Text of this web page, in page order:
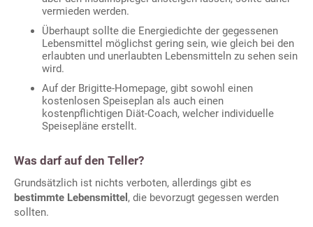
vermieden werden.
Überhaupt sollte die Energiedichte der gegessenen
Lebensmittel möglichst gering sein, wie gleich bei den
erlaubten und unerlaubten Lebensmitteln zu sehen sein
wird.
Auf der Brigitte-Homepage, gibt sowohl einen
kostenlosen Speiseplan als auch einen
kostenpflichtigen Diät-Coach, welcher individuelle
Speisepläne erstellt.
Was darf auf den Teller?
Grundsätzlich ist nichts verboten, allerdings gibt es
bestimmte Lebensmittel , die bevorzugt gegessen werden
sollten.